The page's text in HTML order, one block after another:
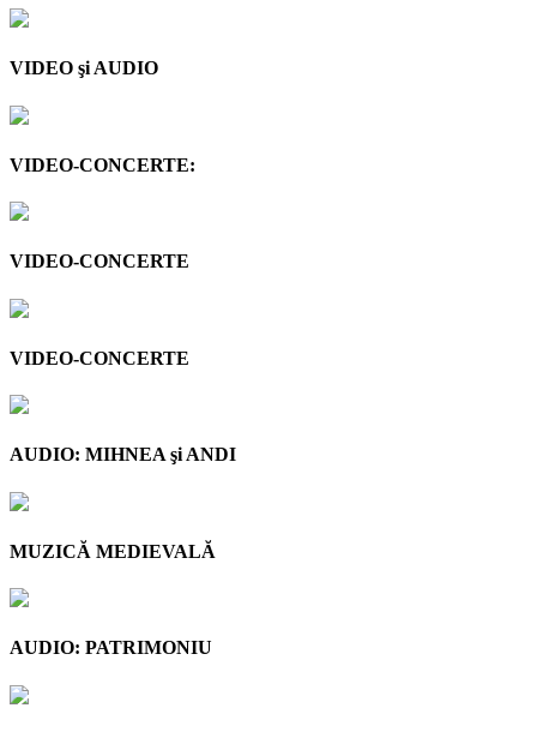
VIDEO şi AUDIO
VIDEO-CONCERTE:
VIDEO-CONCERTE
VIDEO-CONCERTE
AUDIO: MIHNEA şi ANDI
MUZICĂ MEDIEVALĂ
AUDIO: PATRIMONIU